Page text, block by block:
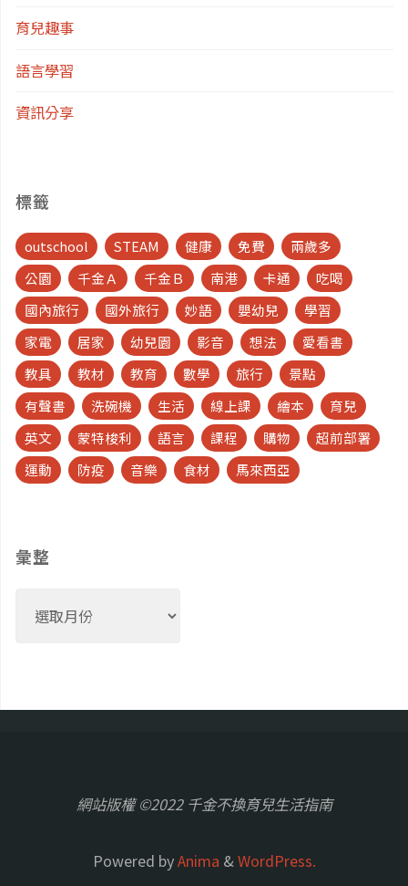
育兒趣事
語言學習
資訊分享
標籤
outschool STEAM 健康 免費
兩歲多
公園
千金Ａ 千金Ｂ 南港 卡通
吃喝
國內旅行
國外旅行 妙語 嬰幼兒
學習
家電
居家 幼兒園 影音 想法
愛看書
教具
教材 教育 數學 旅行
景點
有聲書
洗碗機 生活 線上課 繪本
育兒
英文
蒙特梭利 語言 課程 購物
超前部署
運動
防疫 音樂 食材 馬來西亞
彙整
網站版權 ©2022 千金不換育兒生活指南
Powered byAnima & WordPress.